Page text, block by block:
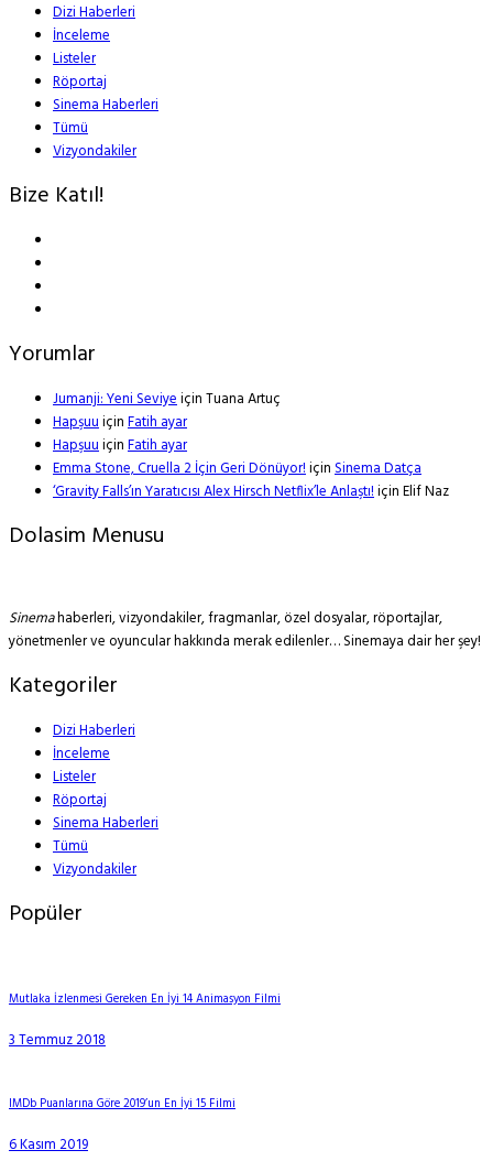
Dizi Haberleri
İnceleme
Listeler
Röportaj
Sinema Haberleri
Tümü
Vizyondakiler
Bize Katıl!
Yorumlar
Jumanji: Yeni SeviyeiçinTuana Artuç
HapşuuiçinFatih ayar
HapşuuiçinFatih ayar
Emma Stone, Cruella 2 İçin Geri Dönüyor!içinSinema Datça
‘Gravity Falls’ın Yaratıcısı Alex Hirsch Netflix’le Anlaştı!içinElif Naz
Dolasim Menusu
Sinemahaberleri, vizyondakiler, fragmanlar, özel dosyalar, röportajlar,
yönetmenler ve oyuncular hakkında merak edilenler… Sinemaya dair her şey!
Kategoriler
Dizi Haberleri
İnceleme
Listeler
Röportaj
Sinema Haberleri
Tümü
Vizyondakiler
Popüler
Mutlaka İzlenmesi Gereken En İyi 14 Animasyon Filmi
3 Temmuz 2018
IMDb Puanlarına Göre 2019’un En İyi 15 Filmi
6 Kasım 2019